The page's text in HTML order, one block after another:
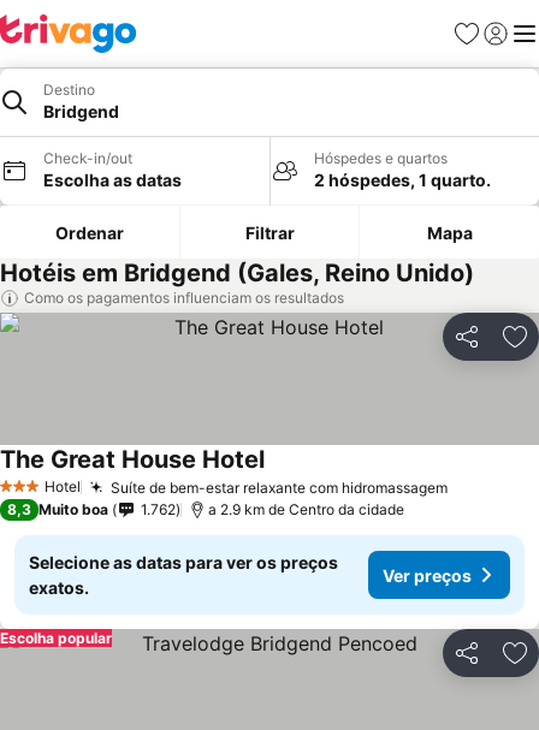
Favoritos
Iniciar
Destino
Bridgend
Check-in/out
Escolha as datas
Hóspedes e quartos
2 hóspedes, 1 quarto.
Ordenar Filtrar Mapa
Hotéis em Bridgend (Gales, Reino Unido)
Como os pagamentos influenciam os resultados
Partilhar
3 EstrelasHotel Suíte de bem-estar relaxante com hidromassagemVer
The Great House HotelVer preços
8,3 Muito boa 1.762 a 2.9 km de Centro da cidade
Selecione as datas para ver os preços
exatos.
Ver preços
Partilhar
Escolha popular